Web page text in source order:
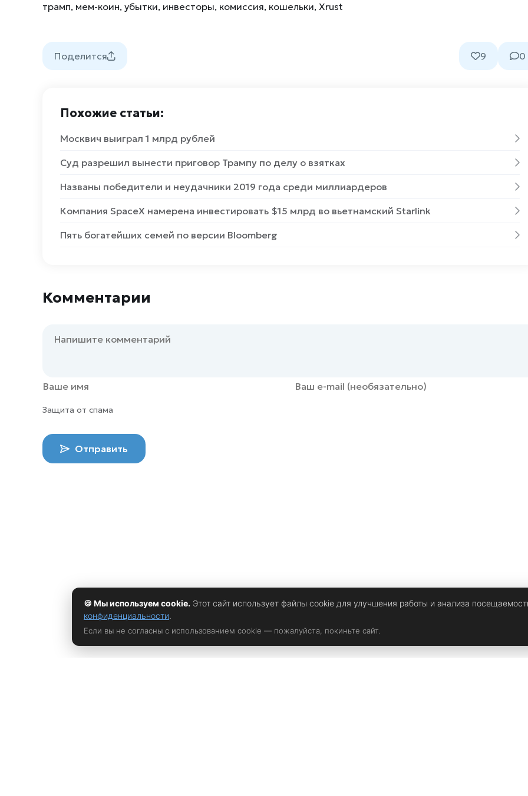
трамп, мем-коин, убытки, инвесторы, комиссия, кошельки, Xrust
Поделится 9 0
Похожие статьи:
Москвич выиграл 1 млрд рублей
Суд разрешил вынести приговор Трампу по делу о взятках
Названы победители и неудачники 2019 года среди миллиардеров
Компания SpaceX намерена инвестировать $15 млрд во вьетнамский Starlink
Пять богатейших семей по версии Bloomberg
Комментарии
Защита от спама
Отправить
🍪 Мы используем cookie. Этот сайт использует файлы cookie для улучшения работы и анализа
конфиденциальности.
Если вы не согласны с использованием cookie — пожалуйста, покиньте сайт.